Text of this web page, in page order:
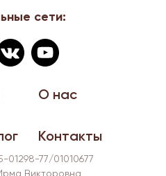
О нас
Контакты
сети:
77/01010677
Викторовна